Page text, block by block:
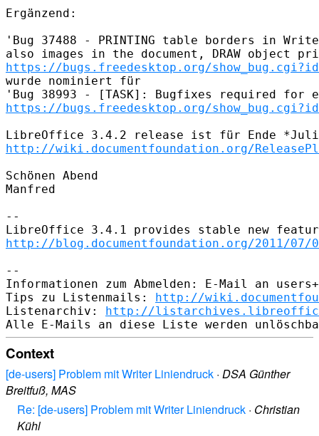
Ergänzend:
'Bug 37488 - PRINTING table borders in
https://bugs.freedesktop.org/
wurde nominiert für
https://bugs.freedesktop.org/
http://wiki.documentfoundation.org/
Schönen Abend
Manfred
--
http://blog.documentfoundation.org/2011/
--
Informationen zum Abmelden: E-Mail an
Tips zu Listenmails: http://
Listenarchiv: http://
Context
[de-users] Problem mit Writer Liniendruck · DSA Günther
Breitfuß, MAS
Re: [de-users] Problem mit Writer Liniendruck · Christian
Kühl